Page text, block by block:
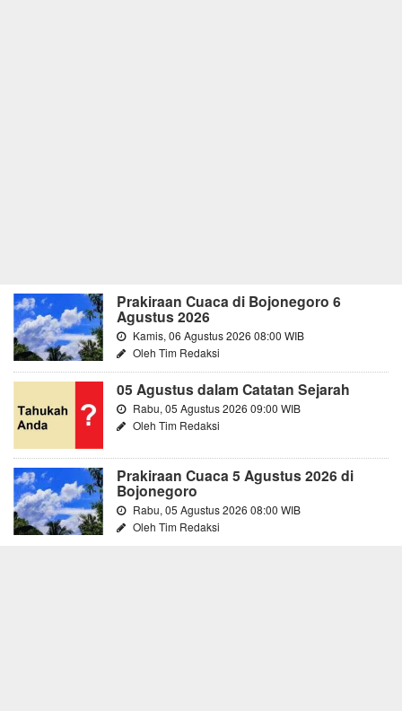
Prakiraan Cuaca di Bojonegoro 6
Agustus 2026
Kamis, 06 Agustus 2026 08:00 WIB
Oleh Tim Redaksi
05 Agustus dalam Catatan Sejarah
Rabu, 05 Agustus 2026 09:00 WIB
Oleh Tim Redaksi
Prakiraan Cuaca 5 Agustus 2026 di
Bojonegoro
Rabu, 05 Agustus 2026 08:00 WIB
Oleh Tim Redaksi